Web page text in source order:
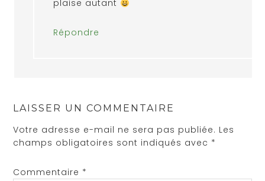
plaise autant
Répondre
LAISSER UN COMMENTAIRE
Votre adresse e-mail ne sera pas publiée. Les
champs obligatoires sont indiqués avec *
Commentaire *